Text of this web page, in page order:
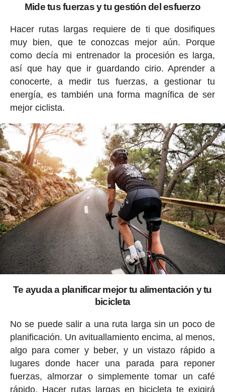
Mide tus fuerzas y tu gestión del esfuerzo
Hacer rutas largas requiere de ti que dosifiques
muy bien, que te conozcas mejor aún. Porque
como decía mi entrenador la procesión es larga,
así que hay que ir guardando cirio. Aprender a
conocerte, a medir tus fuerzas, a gestionar tu
energía, es también una forma magnífica de ser
mejor ciclista.
Te ayuda a planificar mejor tu alimentación y tu
bicicleta
No se puede salir a una ruta larga sin un poco de
planificación. Un avituallamiento encima, al menos,
algo para comer y beber, y un vistazo rápido a
lugares donde hacer una parada para reponer
fuerzas, almorzar o simplemente tomar un café
rápido. Hacer rutas largas en bicicleta te exigirá